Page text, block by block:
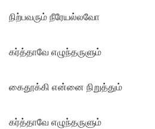
நிற்பவரும் நீரேயல்லவோ
கர்த்தாவே எழுந்தருளும்
கைதூக்கி என்னை நிறுத்தும்
கர்த்தாவே எழுந்தருளும்